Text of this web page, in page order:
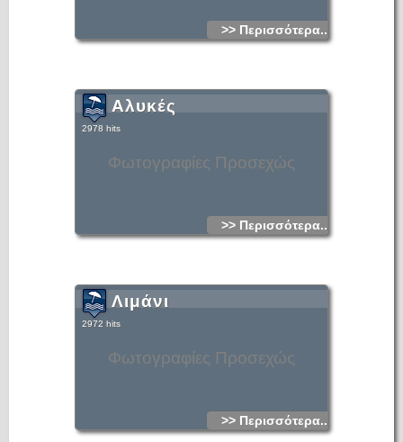
>> Περισσότερα...
Φωτογραφίες Προσεχώς
Αλυκές
2978 hits
>> Περισσότερα...
Φωτογραφίες Προσεχώς
Λιμάνι
2972 hits
>> Περισσότερα...